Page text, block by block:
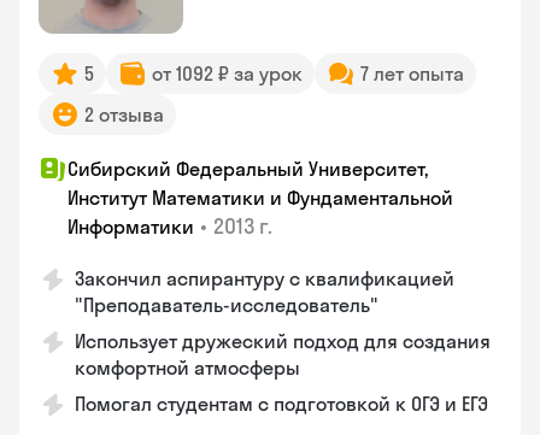
5 от 1092 ₽ за урок
7 лет опыта
2 отзыва
Сибирский Федеральный Университет,
Институт Математики и Фундаментальной
Информатики • 2013 г.
Закончил аспирантуру с квалификацией
"Преподаватель-исследователь"
Использует дружеский подход для создания
комфортной атмосферы
Помогал студентам с подготовкой к ОГЭ и ЕГЭ